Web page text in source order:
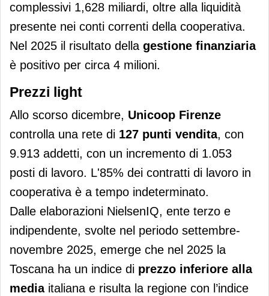
complessivi 1,628 miliardi, oltre alla liquidità
presente nei conti correnti della cooperativa.
Nel 2025 il risultato della gestione finanziaria
è positivo per circa 4 milioni.
Prezzi light
Allo scorso dicembre, Unicoop Firenze
controlla una rete di 127 punti vendita, con
9.913 addetti, con un incremento di 1.053
posti di lavoro. L'85% dei contratti di lavoro in
cooperativa è a tempo indeterminato.
Dalle elaborazioni NielsenIQ, ente terzo e
indipendente, svolte nel periodo settembre-
novembre 2025, emerge che nel 2025 la
Toscana ha un indice di prezzo inferiore alla
mediaitaliana e risulta la regione con l’indice